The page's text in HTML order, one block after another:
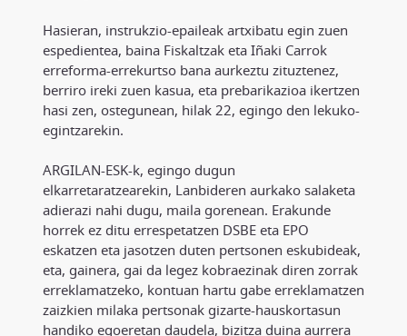
Hasieran, instrukzio-epaileak artxibatu egin zuen
espedientea, baina Fiskaltzak eta Iñaki Carrok
erreforma-errekurtso bana aurkeztu zituztenez,
berriro ireki zuen kasua, eta prebarikazioa ikertzen
hasi zen, ostegunean, hilak 22, egingo den lekuko-
egintzarekin.
ARGILAN-ESK-k, egingo dugun
elkarretaratzearekin, Lanbideren aurkako salaketa
adierazi nahi dugu, maila gorenean. Erakunde
horrek ez ditu errespetatzen DSBE eta EPO
eskatzen eta jasotzen duten pertsonen eskubideak,
eta, gainera, gai da legez kobraezinak diren zorrak
erreklamatzeko, kontuan hartu gabe erreklamatzen
zaizkien milaka pertsonak gizarte-hauskortasun
handiko egoeretan daudela, bizitza duina aurrera